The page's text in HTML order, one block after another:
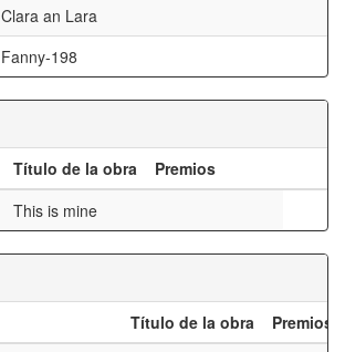
Clara an Lara
Fanny-198
Título de la obra
Premios
This is mine
Título de la obra
Premios